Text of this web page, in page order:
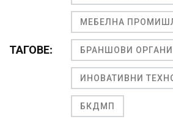
ТАГОВЕ:
МЕБЕЛНА
БРАНШОВИ
ИНОВАТИВНИ
БКДМП